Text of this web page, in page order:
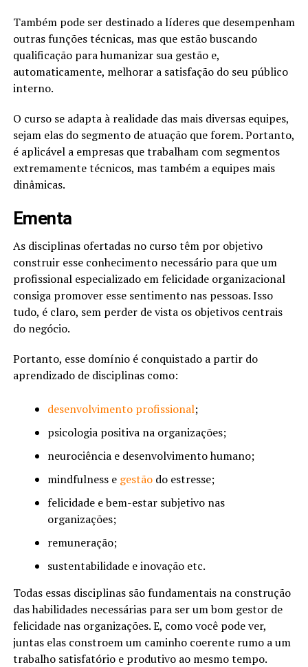
Também pode ser destinado a líderes que desempenham
outras funções técnicas, mas que estão buscando
qualificação para humanizar sua gestão e,
automaticamente, melhorar a satisfação do seu público
interno.
O curso se adapta à realidade das mais diversas equipes,
sejam elas do segmento de atuação que forem. Portanto,
é aplicável a empresas que trabalham com segmentos
extremamente técnicos, mas também a equipes mais
dinâmicas.
Ementa
As disciplinas ofertadas no curso têm por objetivo
construir esse conhecimento necessário para que um
profissional especializado em felicidade organizacional
consiga promover esse sentimento nas pessoas. Isso
tudo, é claro, sem perder de vista os objetivos centrais
do negócio.
Portanto, esse domínio é conquistado a partir do
aprendizado de disciplinas como:
desenvolvimento profissional;
psicologia positiva na organizações;
neurociência e desenvolvimento humano;
mindfulness e gestãodo estresse;
felicidade e bem-estar subjetivo nas
organizações;
remuneração;
sustentabilidade e inovação etc.
Todas essas disciplinas são fundamentais na construção
das habilidades necessárias para ser um bom gestor de
felicidade nas organizações. E, como você pode ver,
juntas elas constroem um caminho coerente rumo a um
trabalho satisfatório e produtivo ao mesmo tempo.